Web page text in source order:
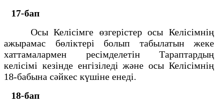
17-бап
Осы Келісімге өзгерістер осы Келісімнің
ажырамас бөліктері болып табылатын жеке
хаттамалармен ресімделетін Тараптардың
келісімі кезінде енгізіледі және осы Келісімнің
18-бабына сәйкес күшіне енеді.
18-бап